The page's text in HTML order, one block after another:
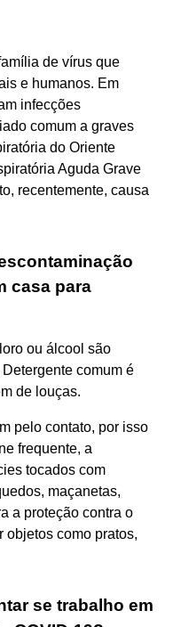
de vírus que
e humanos. Em
infecções
comum a graves
do Oriente
Aguda Grave
recentemente, causa
casa para
ou álcool são
comum é
de louças.
pelo contato, por isso
frequente, a
tocados com
maçanetas,
a proteção contra o
objetos como pratos,
se trabalho em